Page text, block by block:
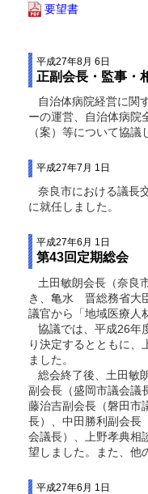
要望書
平成27年8月 6日
正副会長・監事・
自治体病院経営に関
ーの運営、自治体病院
（案）等について協議
平成27年7月 1日
奈良市における議長
に就任しました。
平成27年6月 1日
第43回定期総会
土田敏朗会長（奈良
き、亀水 晋総務省大
議官から「地域医療人
協議では、平成26年
り決定するとともに
ました。
総会終了後、土田敏
副会長（盛岡市議会議
藤治吉副会長（磐田市
長）、中田勝利副会長
会議長）、上野孝典相
望しました。また、他
平成27年6月 1日